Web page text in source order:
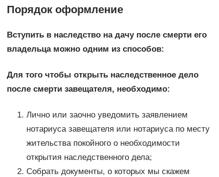
Порядок оформление
Вступить в наследство на дачу после смерти его
владельца можно одним из способов:
Для того чтобы открыть наследственное дело
после смерти завещателя, необходимо:
Лично или заочно уведомить заявлением
нотариуса завещателя или нотариуса по месту
жительства покойного о необходимости
открытия наследственного дела;
Собрать документы, о которых мы скажем